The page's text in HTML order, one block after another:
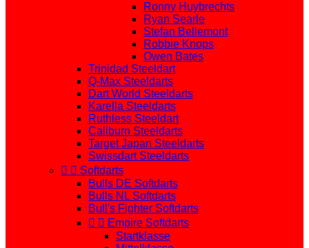
Ronny Huybrechts
Ryan Searle
Stefan Bellemont
Robbie Knops
Owen Bates
Trinidad Steeldart
Q-Max Steeldarts
Dart World Steeldarts
Karella Steeldarts
Ruthless Steeldart
Caliburn Steeldarts
Target Japan Steeldarts
Swissdart Steeldarts
  Softdarts
Bulls DE Softdarts
Bulls NL Softdarts
Bull's Fighter Softdarts
  Empire Softdarts
Startklasse